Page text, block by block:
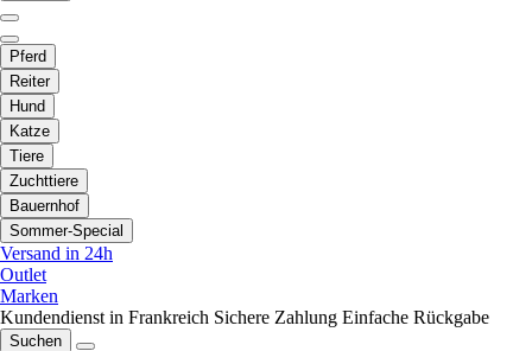
Pferd
Reiter
Hund
Katze
Tiere
Zuchttiere
Bauernhof
Sommer-Special
Versand in 24h
Outlet
Marken
Kundendienst in Frankreich Sichere Zahlung Einfache Rückgabe
Suchen